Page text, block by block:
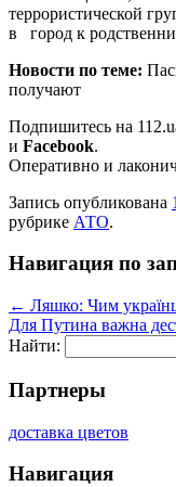
террористической
в город к
Новости по теме:
получают
Подпишитесь на
и Facebook.
Оперативно и
Запись опубликована
рубрике АТО.
Навигация по
← Ляшко: Чим
Для Путина важна
Найти:
Партнеры
доставка цветов
Навигация